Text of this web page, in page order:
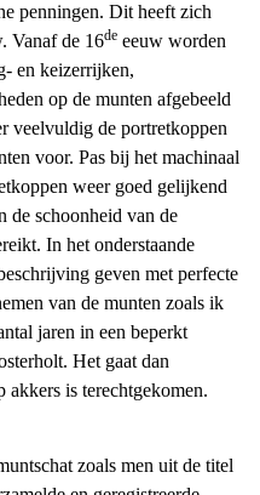
penningen. Dit heeft zich
Vanaf de 16de eeuw worden
en keizerrijken,
op de munten afgebeeld
veelvuldig de portretkoppen
voor. Pas bij het machinaal
weer goed gelijkend
de schoonheid van de
In het onderstaande
geven met perfecte
van de munten zoals ik
jaren in een beperkt
Het gaat dan
akkers is terechtgekomen.
zoals men uit de titel